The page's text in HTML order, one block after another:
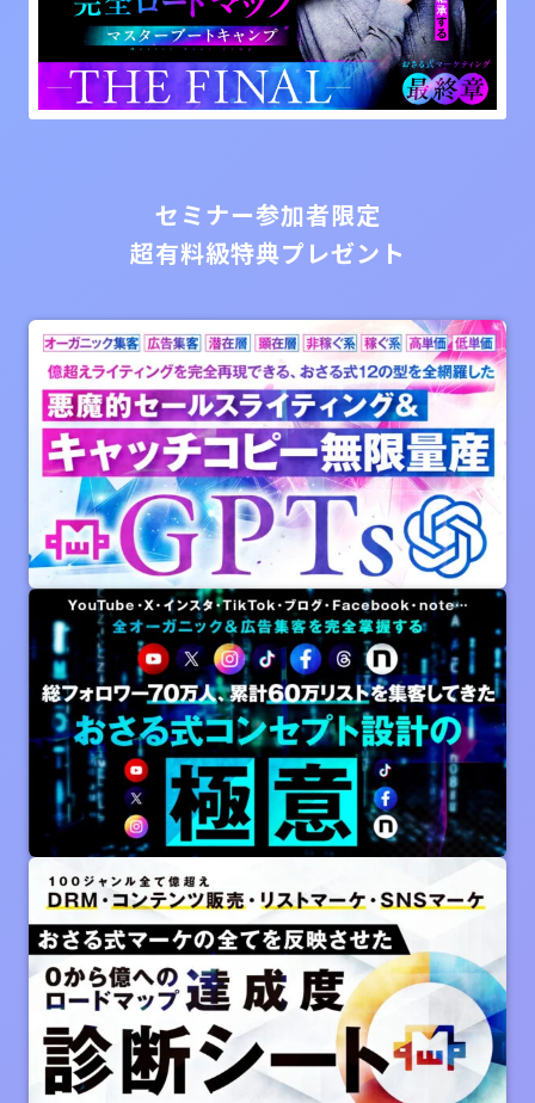
セミナー参加者限定
超有料級特典プレゼント